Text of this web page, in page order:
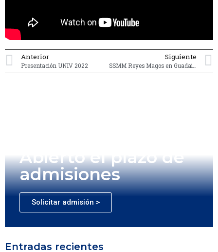
Anterior
Presentación UNIV 2022
Siguiente
SSMM Reyes Magos en Guadaira
Abierto el plazo de
admisiones
Solicitar admisión >
Entradas recientes